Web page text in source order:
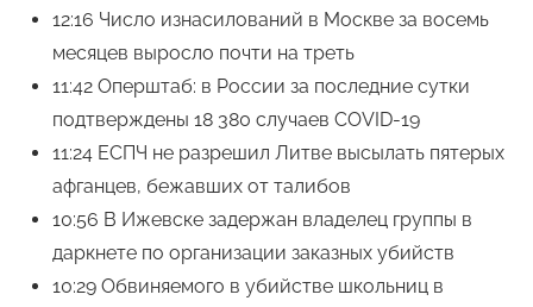
12:16 Число изнасилований в Москве за восемь
месяцев выросло почти на треть
11:42 Оперштаб: в России за последние сутки
подтверждены 18 380 случаев COVID-19
11:24 ЕСПЧ не разрешил Литве высылать пятерых
афганцев, бежавших от талибов
10:56 В Ижевске задержан владелец группы в
даркнете по организации заказных убийств
10:29 Обвиняемого в убийстве школьниц в